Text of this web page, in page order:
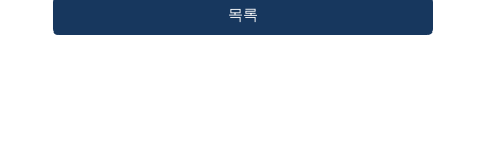
목록